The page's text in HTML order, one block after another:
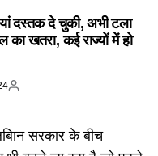
दस्तक दे चुकी, अभी टला
का खतरा, कई राज्यों में हो
Posted